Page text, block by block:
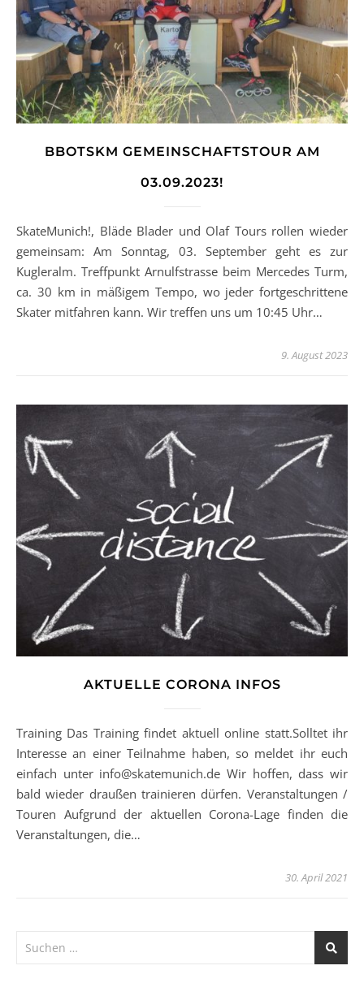
BBOTSKM GEMEINSCHAFTSTOUR AM
03.09.2023!
SkateMunich!, Bläde Blader und Olaf Tours rollen wieder
gemeinsam: Am Sonntag, 03. September geht es zur
Kugleralm. Treffpunkt Arnulfstrasse beim Mercedes Turm,
ca. 30 km in mäßigem Tempo, wo jeder fortgeschrittene
Skater mitfahren kann. Wir treffen uns um 10:45 Uhr…
9. August 2023
AKTUELLE CORONA INFOS
Training Das Training findet aktuell online statt.Solltet ihr
Interesse an einer Teilnahme haben, so meldet ihr euch
einfach unter info@skatemunich.de Wir hoffen, dass wir
bald wieder draußen trainieren dürfen. Veranstaltungen /
Touren Aufgrund der aktuellen Corona-Lage finden die
Veranstaltungen, die…
30. April 2021